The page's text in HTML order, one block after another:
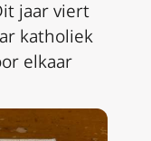
jaar viert
katholiek
elkaar